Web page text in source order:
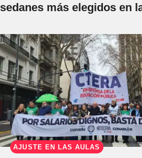
sedanes más elegidos en
AJUSTE EN LAS AULAS